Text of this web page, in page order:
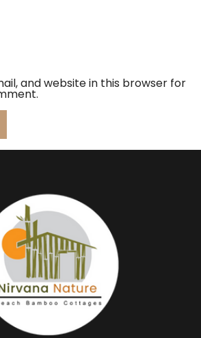
and website in this browser for